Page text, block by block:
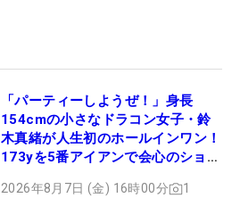
「パーティーしようぜ！」身長
154cmの小さなドラコン女子・鈴
木真緒が人生初のホールインワン！
173yを5番アイアンで会心のショッ
2026年8月7日 (金) 16時00分 1